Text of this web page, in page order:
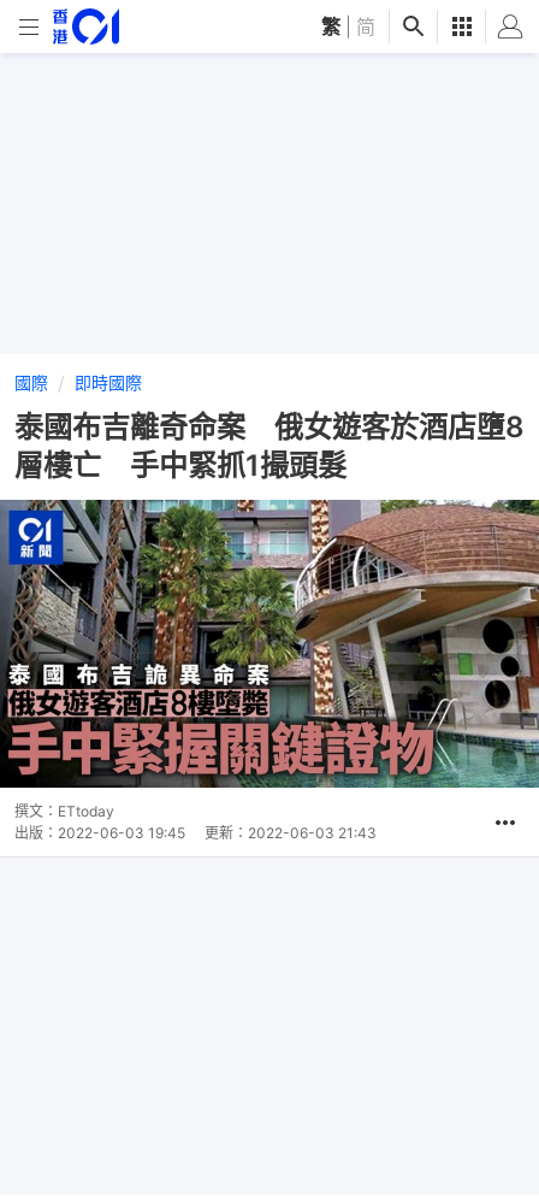
繁 简
國際 即時國際
泰國布吉離奇命案 俄女遊客於酒店墮8
層樓亡 手中緊抓1撮頭髮
撰文： ETtoday
出版： 2022-06-03 19:45 更新： 2022-06-03 21:43